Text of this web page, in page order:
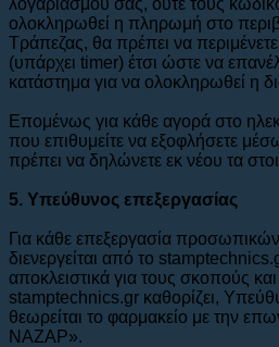
ολοκληρωθεί η πληρωμή στο
Τράπεζας, θα πρέπει να
(υπάρχει timer) έτσι ώστε να
κατάστημα για να ολοκληρωθεί η
Επομένως για κάθε αγορά στο
που επιθυμείτε να εξοφλήσετε
πρέπει να δηλώνετε εκ νέου τα
5. Υπεύθυνος επεξεργασίας
Για κάθε επεξεργασία
διενεργείται από το
αποκλειστικά για τους σκοπούς
stamptechnics.gr καθορίζει,
θεωρείται το φαρμακείο με την
ΝΑΖΑΡ».